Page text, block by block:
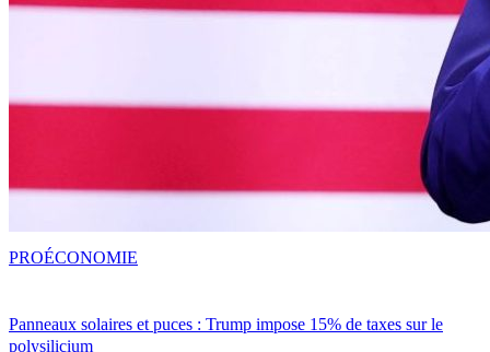
Panneaux solaires et puces : Trump impose 15% de taxes sur le
polysilicium
PROÉCONOMIE